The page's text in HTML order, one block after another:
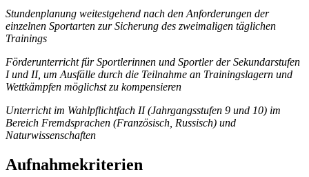
Stundenplanung weitestgehend nach den Anforderungen der
einzelnen Sportarten zur Sicherung des zweimaligen täglichen
Trainings
Förderunterricht für Sportlerinnen und Sportler der Sekundarstufen
I und II, um Ausfälle durch die Teilnahme an Trainingslagern und
Wettkämpfen möglichst zu kompensieren
Unterricht im Wahlpflichtfach II (Jahrgangsstufen 9 und 10) im
Bereich Fremdsprachen (Französisch, Russisch) und
Naturwissenschaften
Aufnahmekriterien